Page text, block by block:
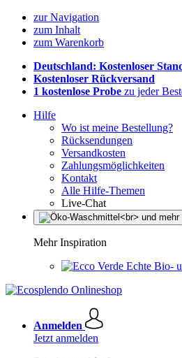
zur Navigation
zum Inhalt
zum Warenkorb
Deutschland: Kostenloser
Kostenloser Rückversand
1 kostenlose Probe zu jeder
Hilfe
Wo ist meine Bestellung?
Rücksendungen
Versandkosten
Zahlungsmöglichkeiten
Kontakt
Alle Hilfe-Themen
Live-Chat
Mehr Inspiration
Echte Bio-
Anmelden
Jetzt anmelden